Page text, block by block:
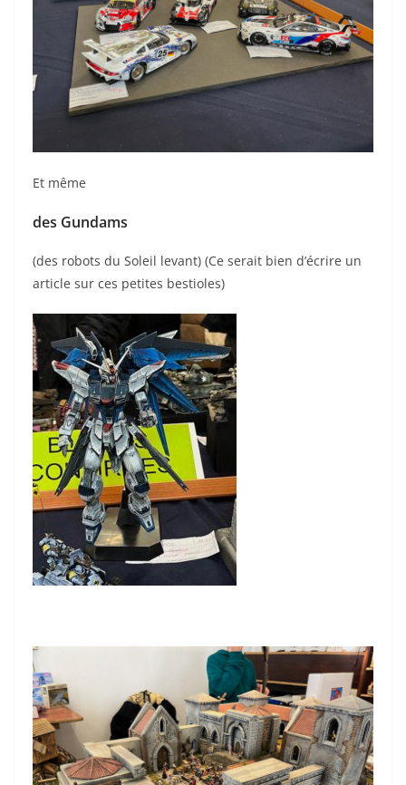
Et même
des Gundams
(des robots du Soleil levant) (Ce serait bien d’écrire un
article sur ces petites bestioles)